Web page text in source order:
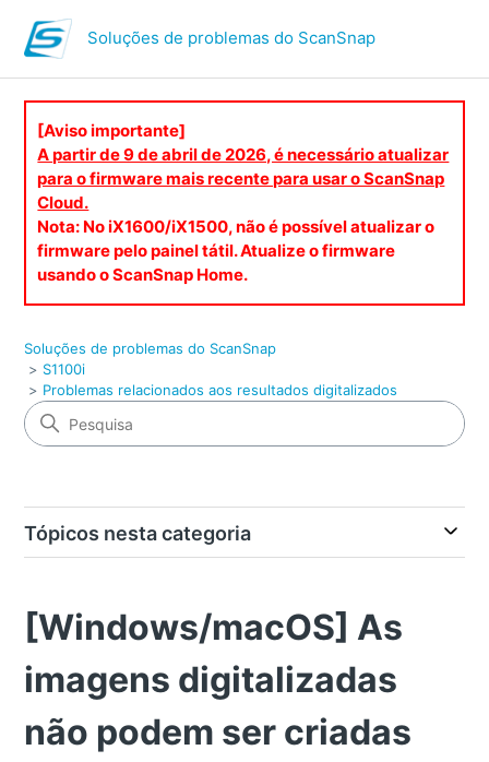
Soluções de problemas do ScanSnap
[Aviso importante]
A partir de 9 de abril de 2026, é necessário atualizar
para o firmware mais recente para usar o ScanSnap
Cloud.
Nota: No iX1600/iX1500, não é possível atualizar o
firmware pelo painel tátil. Atualize o firmware
usando o ScanSnap Home.
Soluções de problemas do ScanSnap
S1100i
Problemas relacionados aos resultados digitalizados
Tópicos nesta categoria
[Windows/macOS] As
imagens digitalizadas
não podem ser criadas